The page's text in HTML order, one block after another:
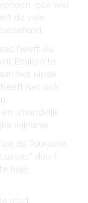
ook wel
de vele
heeft als
Emilion te
het einde
het ook
uiteindelijk
wijnunie.
du Tourisme
duurt
stad.